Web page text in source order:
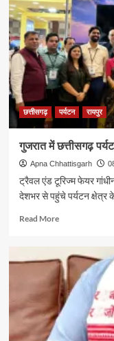
छत्तीसगढ़ पर्यटन रायपुर
गुजरात में छत्तीसगढ़
Apna Chhattisgarh
ट्रैवल एंड टूरिज्म फेयर
देशभर से पहुंचे पर्यटन क्षेत्र
Read MoreRead
गुजरात
में
छत्तीसगढ़
पर्यटन
की
दमदार
दस्तक